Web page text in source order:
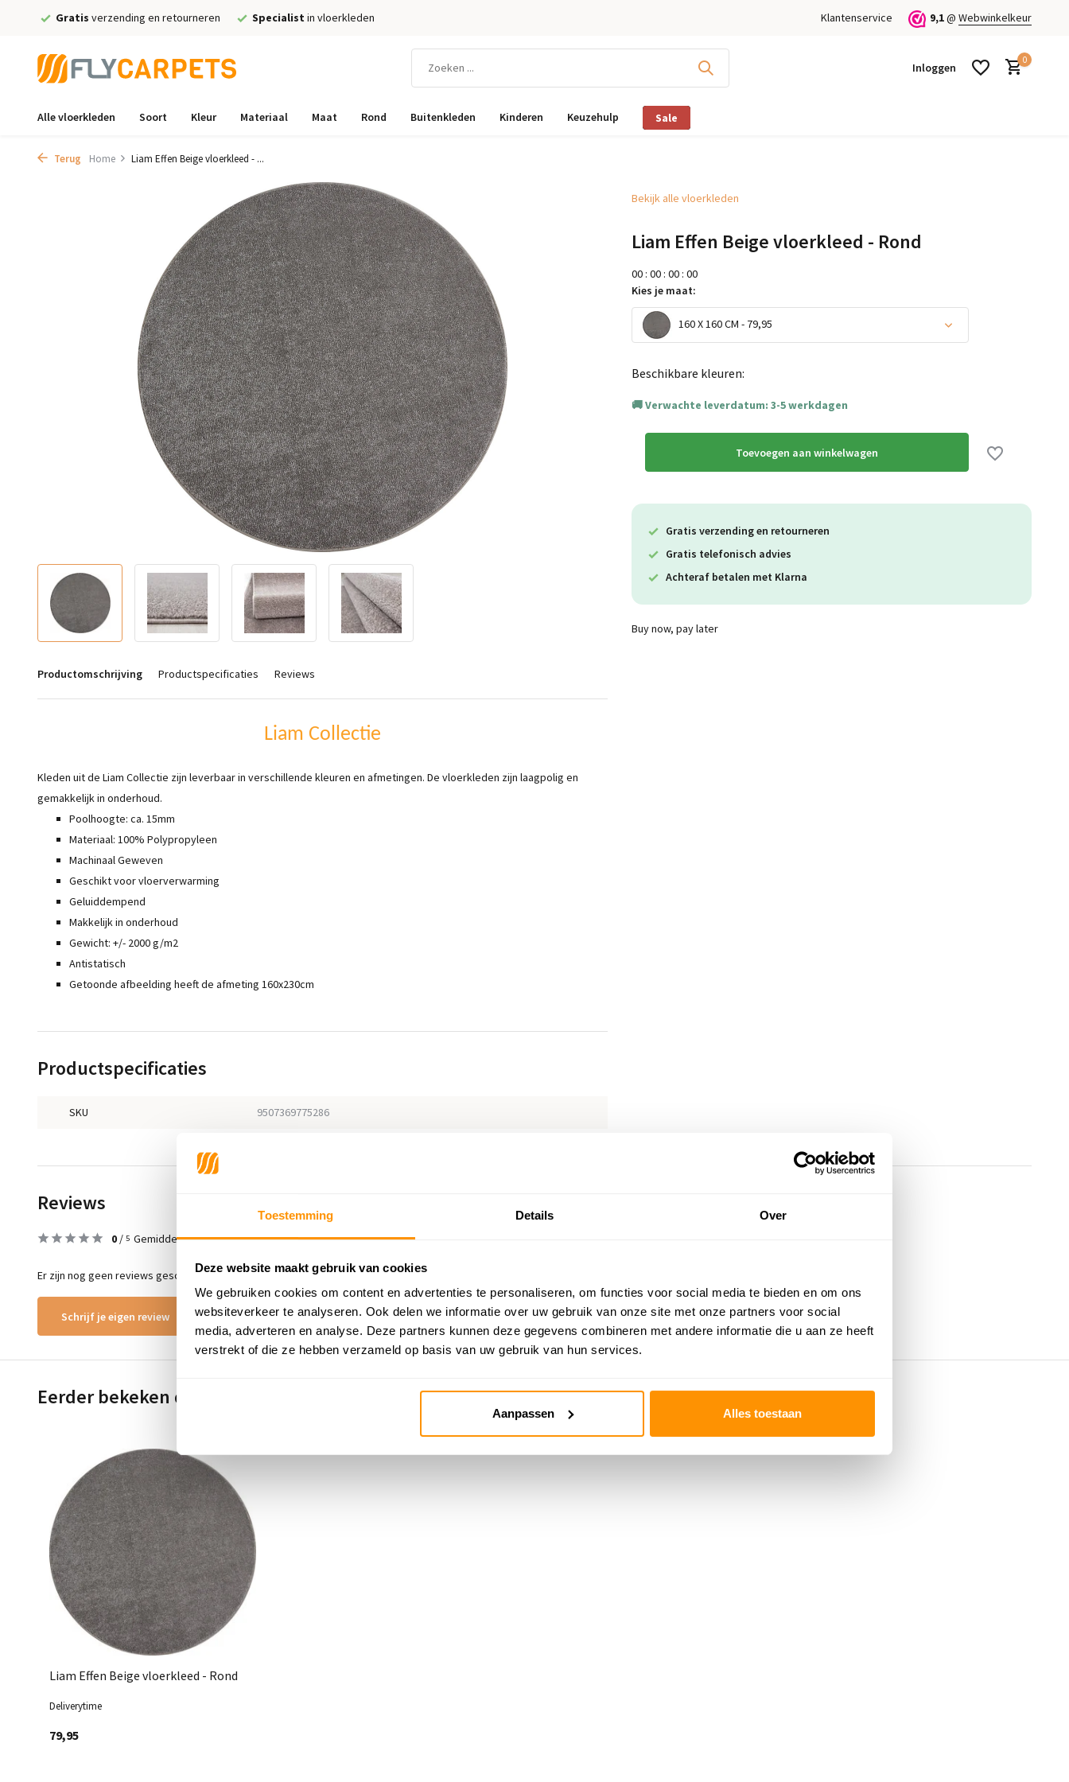
Toestemming Details Over
Deze website maakt gebruik van cookies
We gebruiken cookies om content en advertenties te personaliseren, om functies voor social media te bieden en om ons
websiteverkeer te analyseren. Ook delen we informatie over uw gebruik van onze site met onze partners voor social
media, adverteren en analyse. Deze partners kunnen deze gegevens combineren met andere informatie die u aan ze heeft
verstrekt of die ze hebben verzameld op basis van uw gebruik van hun services.
Aanpassen Alles toestaan
Gratis verzending en retourneren Specialist in vloerkleden Klantenservice 9,1@ Webwinkelkeur
Inloggen
0
Alle vloerkleden Soort Kleur Materiaal Maat Rond Buitenkleden Kinderen Keuzehulp Sale
Terug Home Liam Effen Beige vloerkleed - ...
Productomschrijving Productspecificaties Reviews
Liam Collectie
Kleden uit de Liam Collectie zijn leverbaar in verschillende kleuren en afmetingen. De vloerkleden zijn laagpolig en
gemakkelijk in onderhoud.
Poolhoogte: ca. 15mm
Materiaal: 100% Polypropyleen
Machinaal Geweven
Geschikt voor vloerverwarming
Geluiddempend
Makkelijk in onderhoud
Gewicht: +/- 2000 g/m2
Antistatisch
Getoonde afbeelding heeft de afmeting 160x230cm
Productspecificaties
SKU 9507369775286
Bekijk alle vloerkleden
Liam Effen Beige vloerkleed - Rond
00: 00: 00: 00
Kies je maat:
160 X 160 CM - 79,95
Beschikbare kleuren:
Verwachte leverdatum: 3-5 werkdagen
Toevoegen aan winkelwagen
Buy now, pay later
Gratis verzending en retourneren
Gratis telefonisch advies
Achteraf betalen met Klarna
Reviews
0 / 5 Gemiddelde uit 0 beoordelingen
Er zijn nog geen reviews geschreven over dit product..
Schrijf je eigen review
Eerder bekeken door jou
Liam Effen Beige vloerkleed - Rond
Deliverytime
79,95